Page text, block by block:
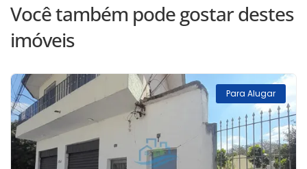
Você também pode gostar destes
imóveis
Para Alugar